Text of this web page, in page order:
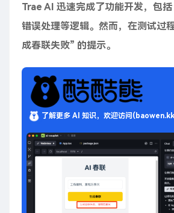
Trae AI 迅速完成了功能开发，包括
错误处理等逻辑。然而，在测试过
成春联失败” 的提示。
了解更多 AI 知识，欢迎访问